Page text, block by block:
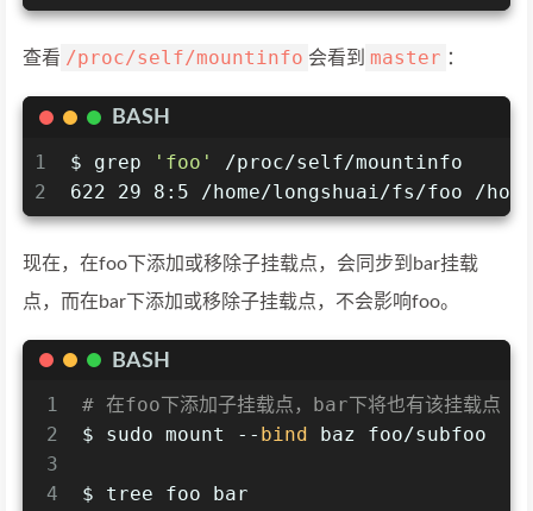
查看 /proc/self/mountinfo 会看到 master ：
BASH
1
2
$ grep 'foo'
/proc/self/mountinfo
622 29 8:5 /home/longshuai/fs/foo /
现在，在foo下添加或移除子挂载点，会同步到bar挂载
点，而在bar下添加或移除子挂载点，不会影响foo。
BASH
1
2
3
4
# 在foo下添加子挂载点，bar下将也有该挂载点
$ sudo mount -- bind baz foo/subfoo
$ tree foo bar